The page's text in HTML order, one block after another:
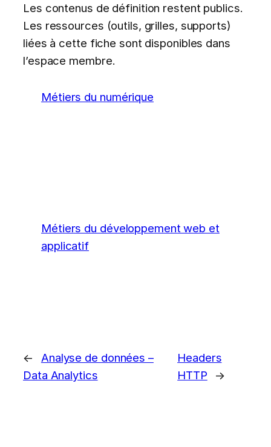
Les contenus de définition restent publics.
Les ressources (outils, grilles, supports)
liées à cette fiche sont disponibles dans
l’espace membre.
Métiers du numérique
Métiers du développement web et
applicatif
←
Analyse de données –
Data Analytics
Headers
HTTP
→